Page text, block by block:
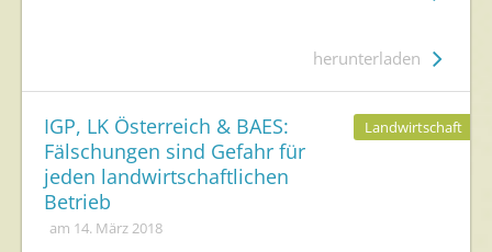
herunterladen
IGP, LK Österreich & BAES:
Fälschungen sind Gefahr für
jeden landwirtschaftlichen
Betrieb
am 14. März 2018
Landwirtschaft